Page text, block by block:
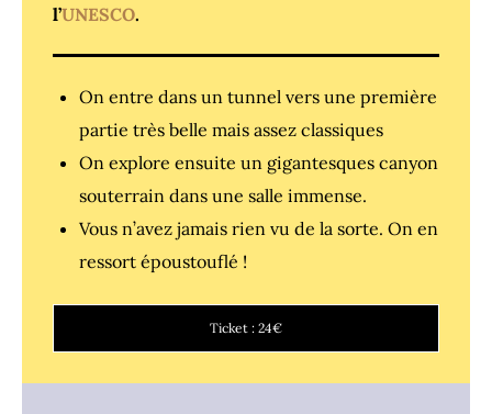
l’UNESCO.
On entre dans un tunnel vers une première
partie très belle mais assez classiques
On explore ensuite un gigantesques canyon
souterrain dans une salle immense.
Vous n’avez jamais rien vu de la sorte. On en
ressort époustouflé !
Ticket : 24€